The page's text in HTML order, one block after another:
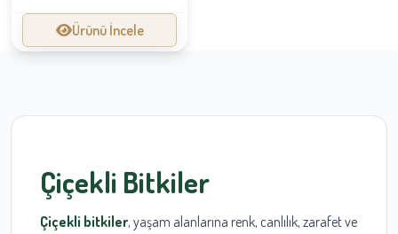
Ürünü İncele
Çiçekli Bitkiler
Çiçekli bitkiler, yaşam alanlarına renk, canlılık, zarafet ve